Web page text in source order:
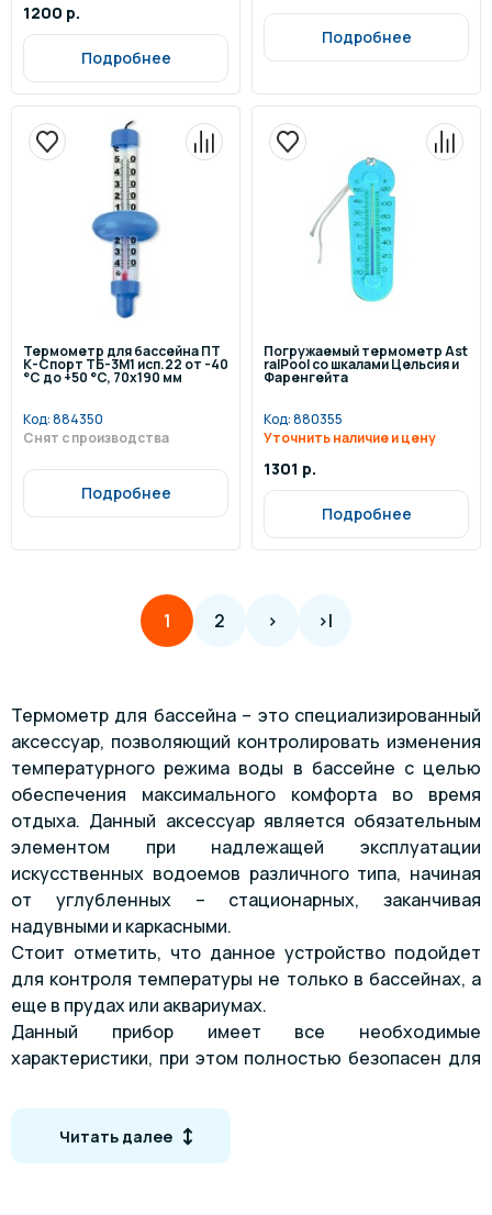
1200 р.
Подробнее
Подробнее
Термометр для бассейна ПТ
К-Спорт ТБ-3М1 исп.22 от -40
°C до +50 °C, 70х190 мм
Код:884350
Снят с производства
Подробнее
Погружаемый термометр Ast
ralPool со шкалами Цельсия и
Фаренгейта
Код:880355
Уточнить наличие и цену
1301 р.
Подробнее
1 2 > >|
Термометр для бассейна – это специализированный
аксессуар, позволяющий контролировать изменения
температурного режима воды в бассейне с целью
обеспечения максимального комфорта во время
отдыха. Данный аксессуар является обязательным
элементом при надлежащей эксплуатации
искусственных водоемов различного типа, начиная
от углубленных – стационарных, заканчивая
надувными и каркасными.
Стоит отметить, что данное устройство подойдет
для контроля температуры не только в бассейнах, а
еще в прудах или аквариумах.
Данный прибор имеет все необходимые
характеристики, при этом полностью безопасен для
содержит ртути и других вредных материалов, а
также имеет корпус из специализированного
небьющегося материала, на которые не
Читать далее